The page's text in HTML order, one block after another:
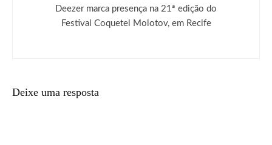
Deezer marca presença na 21ª edição do
Festival Coquetel Molotov, em Recife
Deixe uma resposta